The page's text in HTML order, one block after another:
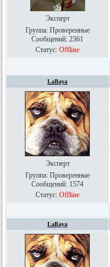
Эксперт
Группа: Проверенные
Сообщений: 2361
Статус: Offline
LaBaya
Эксперт
Группа: Проверенные
Сообщений: 1574
Статус: Offline
LaBaya